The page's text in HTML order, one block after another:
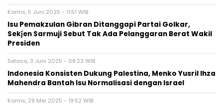
Kamis, 5 Juni 2025 - 11:51 WIB
Isu Pemakzulan Gibran Ditanggapi Partai Golkar,
Sekǰen Sarmuji Sebut Tak Ada Pelanggaran Berat Wakil
Presiden
Selasa, 3 Juni 2025 - 08:23 WIB
Indonesia Konsisten Dukung Palestina, Menko Yusril Ihza
Mahendra Bantah Isu Normalisasi dengan Israel
Kamis, 29 Mei 2025 - 19:52 WIB